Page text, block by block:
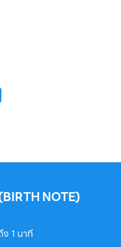
NOTE)
1 นาที